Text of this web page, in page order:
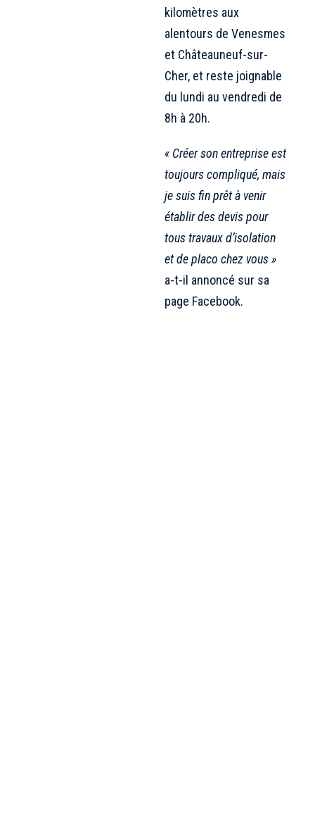
kilomètres aux
alentours de Venesmes
et Châteauneuf-sur-
Cher, et reste joignable
du lundi au vendredi de
8h à 20h.
« Créer son entreprise est
toujours compliqué, mais
je suis fin prêt à venir
établir des devis pour
tous travaux d’isolation
et de placo chez vous »
a-t-il annoncé sur sa
page Facebook.